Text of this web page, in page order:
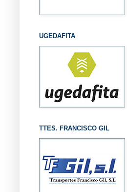
UGEDAFITA
TTES. FRANCISCO GIL